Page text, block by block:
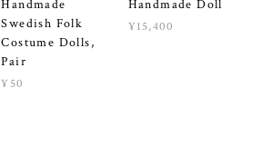
Handmade
Swedish Folk
Costume Dolls,
Pair
¥50
Handmade Doll
¥15,400